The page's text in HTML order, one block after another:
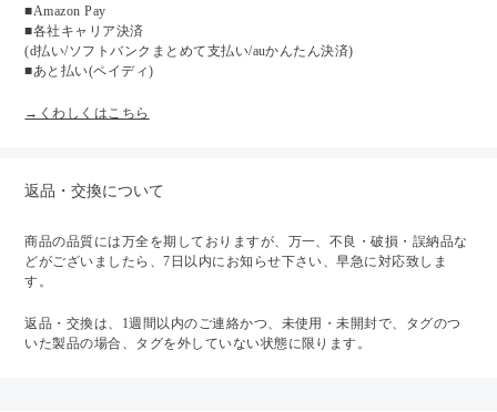
■Amazon Pay
■各社キャリア決済
(d払い/ソフトバンクまとめて支払い/auかんたん決済)
■あと払い(ペイディ)
→くわしくはこちら
返品・交換について
商品の品質には万全を期しておりますが、万一、不良・破損・誤納品な
どがございましたら、7日以内にお知らせ下さい、早急に対応致しま
す。
返品・交換は、1週間以内のご連絡かつ、未使用・未開封で、タグのつ
いた製品の場合、タグを外していない状態に限ります。